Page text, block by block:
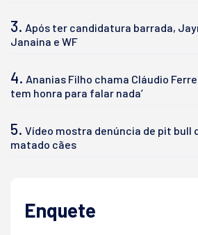
3. Após ter candidatura barrada,
Janaina e WF
4. Ananias Filho chama Cláudio
tem honra para falar nada’
5. Vídeo mostra denúncia de pit bull
matado cães
Enquete